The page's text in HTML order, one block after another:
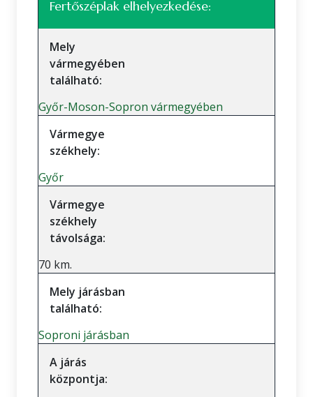
Fertőszéplak elhelyezkedése:
Mely
vármegyében
található:
Győr-Moson-Sopron vármegyében
Vármegye
székhely:
Győr
Vármegye
székhely
távolsága:
70 km.
Mely járásban
található:
Soproni járásban
A járás
központja: